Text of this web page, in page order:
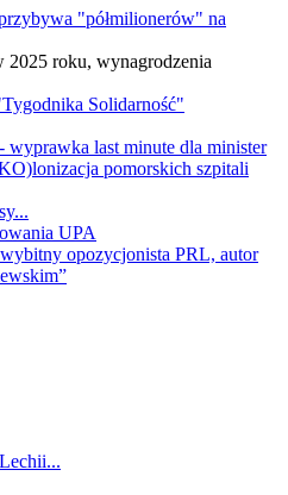
"półmilionerów" na
roku, wynagrodzenia
Solidarność"
last minute dla minister
pomorskich szpitali
UPA
opozycjonista PRL, autor